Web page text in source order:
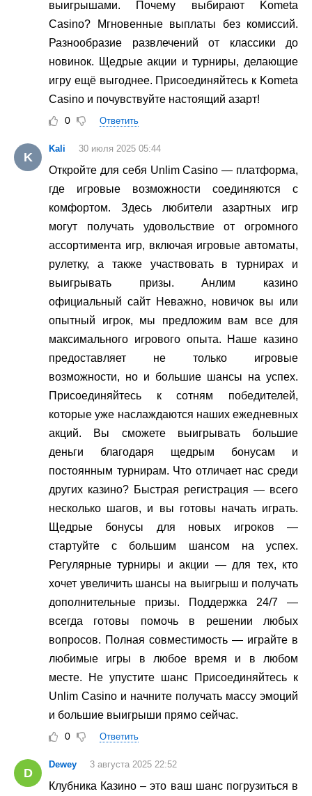
выигрышами. Почему выбирают Kometa
Casino? Мгновенные выплаты без комиссий.
Разнообразие развлечений от классики до
новинок. Щедрые акции и турниры, делающие
игру ещё выгоднее. Присоединяйтесь к Kometa
Casino и почувствуйте настоящий азарт!
0 Ответить
K
Kali 30 июля 2025 05:44
Откройте для себя Unlim Casino — платформа,
где игровые возможности соединяются с
комфортом. Здесь любители азартных игр
могут получать удовольствие от огромного
ассортимента игр, включая игровые автоматы,
рулетку, а также участвовать в турнирах и
выигрывать призы. Анлим казино
официальный сайт Неважно, новичок вы или
опытный игрок, мы предложим вам все для
максимального игрового опыта. Наше казино
предоставляет не только игровые
возможности, но и большие шансы на успех.
Присоединяйтесь к сотням победителей,
которые уже наслаждаются наших ежедневных
акций. Вы сможете выигрывать большие
деньги благодаря щедрым бонусам и
постоянным турнирам. Что отличает нас среди
других казино? Быстрая регистрация — всего
несколько шагов, и вы готовы начать играть.
Щедрые бонусы для новых игроков —
стартуйте с большим шансом на успех.
Регулярные турниры и акции — для тех, кто
хочет увеличить шансы на выигрыш и получать
дополнительные призы. Поддержка 24/7 —
всегда готовы помочь в решении любых
вопросов. Полная совместимость — играйте в
любимые игры в любое время и в любом
месте. Не упустите шанс Присоединяйтесь к
Unlim Casino и начните получать массу эмоций
и большие выигрыши прямо сейчас.
0 Ответить
D
Dewey 3 августа 2025 22:52
Клубника Казино – это ваш шанс погрузиться в